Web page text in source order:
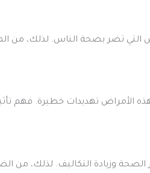
التي تضر بصحة الناس. لذلك، من
الأمراض تهديدات خطيرة. فهم
وزيادة التكاليف. لذلك، من